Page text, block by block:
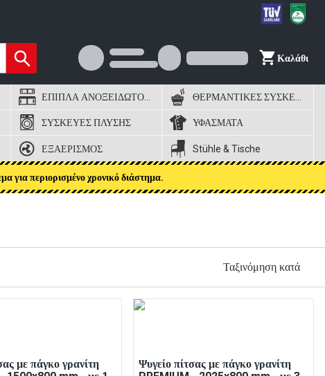
Καλάθι
ΕΠΙΠΛΑ ΑΝΟΞΕΙΔΩΤΟΣ ΧΑΛΥΒΑΣ
ΣΥΣΚΕΥΕΣ ΠΛΥΣΗΣ ΥΦΑΣΜΑΤΑ
ΕΞΑΕΡΙΣΜΟΣ Stühle & Tische
για περιορισμένο χρονικό διάστημα.
Ταξινόμηση κατά
με πάγκο γρανίτη
Ψυγείο πίτσας με πάγκο γρανίτη